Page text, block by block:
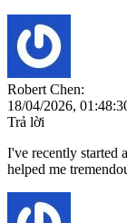
Robert Chen:
18/04/2026,
Trả lời
I've recently started
helped me